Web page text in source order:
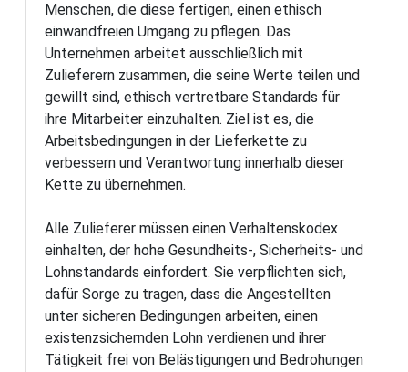
Menschen, die diese fertigen, einen ethisch
einwandfreien Umgang zu pflegen. Das
Unternehmen arbeitet ausschließlich mit
Zulieferern zusammen, die seine Werte teilen und
gewillt sind, ethisch vertretbare Standards für
ihre Mitarbeiter einzuhalten. Ziel ist es, die
Arbeitsbedingungen in der Lieferkette zu
verbessern und Verantwortung innerhalb dieser
Kette zu übernehmen.
Alle Zulieferer müssen einen Verhaltenskodex
einhalten, der hohe Gesundheits-, Sicherheits- und
Lohnstandards einfordert. Sie verpflichten sich,
dafür Sorge zu tragen, dass die Angestellten
unter sicheren Bedingungen arbeiten, einen
existenzsichernden Lohn verdienen und ihrer
Tätigkeit frei von Belästigungen und Bedrohungen